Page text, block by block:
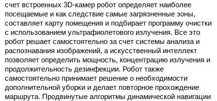
счет встроенных 3D-камер робот определяет наиболее
посещаемые и как следствие самые загрязненные зоны,
составляет карту помещения и подбирает программу очистки
с использованием ультрафиолетового излучения. Все это
робот решает самостоятельно за счет системы анализа и
распознавания изображений, а искусственный интеллект
позволяет определить мощность, концентрацию излучения и
продолжительность дезинфекции. Робот также
самостоятельно принимает решение о необходимости
дополнительной уборки и делает повторное прохождение
маршрута. Продвинутые алгоритмы динамической навигации